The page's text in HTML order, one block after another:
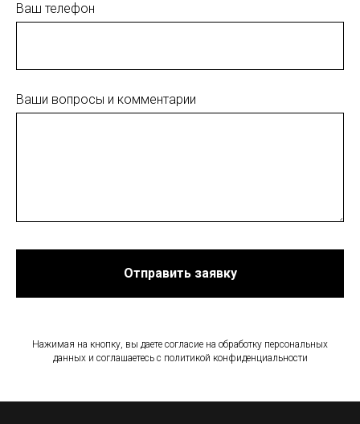
Ваш телефон
Ваши вопросы и комментарии
Отправить заявку
Нажимая на кнопку, вы даете согласие на обработку персональных
данных и соглашаетесь c политикой конфиденциальности